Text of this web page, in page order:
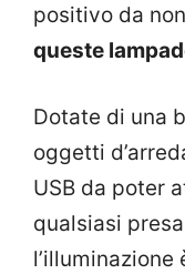
positivo da
queste
Dotate di una
oggetti
USB da poter
qualsiasi